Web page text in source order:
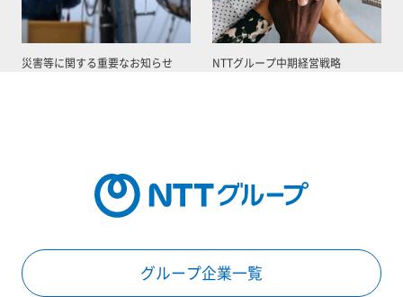
災害等に関する重要なお知らせ NTTグループ中期経営戦略
グループ企業一覧